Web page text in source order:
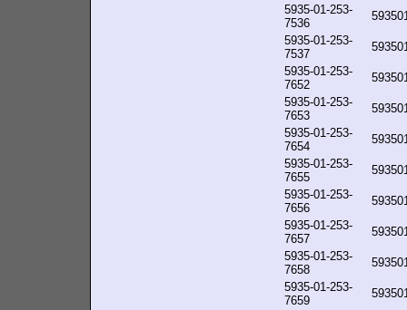
5935-01-253-
7536
5935-01-253-
7537
5935-01-253-
7652
5935-01-253-
7653
5935-01-253-
7654
5935-01-253-
7655
5935-01-253-
7656
5935-01-253-
7657
5935-01-253-
7658
5935-01-253-
7659